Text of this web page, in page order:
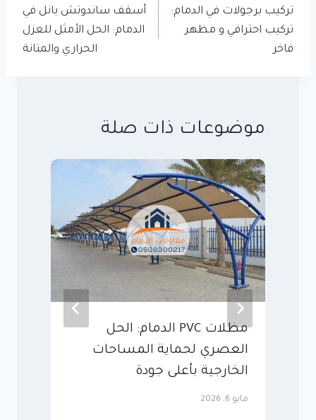
المقالات
تركيب برجولات في الدمام:
تركيب احترافي و مظهر
فاخر
أسقف ساندوتش بانل في
الدمام: الحل الأمثل للعزل
الحراري والمتانة
موضوعات ذات صلة
مظلات PVC الدمام: الحل
العصري لحماية المساحات
الخارجية بأعلى جودة
مايو 6, 2026